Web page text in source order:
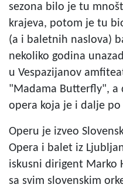
sezona bilo je tu
krajeva, potom je tu
(a i baletnih naslova)
nekoliko godina
u Vespazijanov
"Madama Butterfly", a
opera koja je i dalje
Operu je izveo
Opera i balet iz
iskusni dirigent Marko
sa svim slovenskim